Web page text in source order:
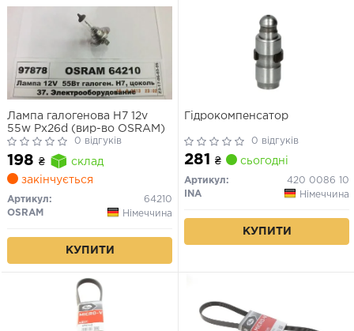
Лампа галогенова H7 12v
55w Px26d (вир-во OSRAM)
0 відгуків
198 ₴
склад
закінчується
Артикул:
64210
OSRAM
Німеччина
КУПИТИ
Гідрокомпенсатор
0 відгуків
281 ₴ сьогодні
Артикул:
420 0086 10
INA
Німеччина
КУПИТИ